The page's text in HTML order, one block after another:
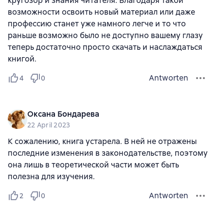
Николай Александрович Бурнашев
Андрей Вениаминович Белавин
Валерий Дмитриевич Иванов
Дмитрий Игоревич Леонов
Ирина Борисовна Голуб
Ирина Игоревна Чиронова
Екатерина Михайловна Попкова
Валерий Матвеевич Березин
Александр Николаевич Дубянский
В. В. Синяев
Р. В. Светлов Татьяна Алексеевна Алексина
Н. И. Сидняев Оксана Михайловна Калинина
Анна Ильинична Терских
Алена Владимировна Каленых
возможности освоить новый материал или даже
профессию станет уже намного легче и то что
раньше возможно было не доступно вашему глазу
теперь достаточно просто скачать и наслаждаться
книгой.
4 0 Antworten
Оксана Бондарева
22 April 2023
К сожалению, книга устарела. В ней не отражены
последние изменения в законодательстве, поэтому
она лишь в теоретической части может быть
полезна для изучения.
2 0 Antworten